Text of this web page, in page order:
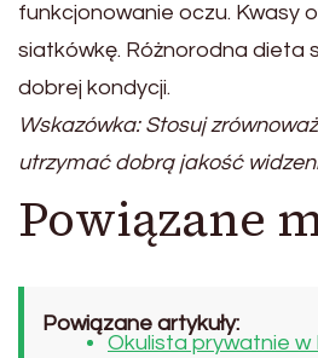
funkcjonowanie oczu. Kwasy
siatkówkę. Różnorodna dieta
dobrej kondycji.
Wskazówka: Stosuj
utrzymać dobrą jakość
Powiązane
Powiązane artykuły:
Okulista prywatnie w